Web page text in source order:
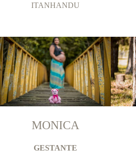
ITANHANDU
MONICA
GESTANTE